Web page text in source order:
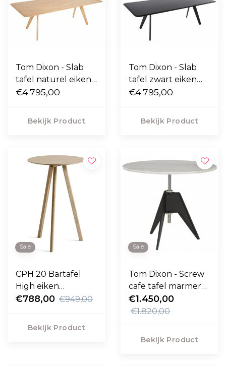
Tom Dixon - Slab
tafel naturel eiken
L240 cm
€4.795,00
Bekijk Product
Tom Dixon - Slab
tafel zwart eiken
L240 cm
€4.795,00
Bekijk Product
Sale
CPH 20 Bartafel
High eiken
onderstel Ø70 -
€788,00 €949,00
Bekijk Product
Sale
Tom Dixon - Screw
cafe tafel marmer
top Ø90
€1.450,00
€1.820,00
Bekijk Product